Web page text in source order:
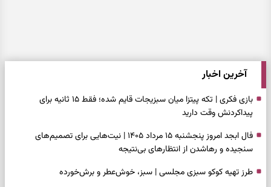
آخرین اخبار
بازی فکری | تکه پیتزا میان سبزیجات قایم شده؛ فقط ۱۵ ثانیه برای
پیداکردنش وقت دارید
فال ابجد امروز پنجشنبه ۱۵ مرداد ۱۴۰۵ | نیت‌هایی برای تصمیم‌های
سنجیده و رهاشدن از انتظارهای بی‌نتیجه
طرز تهیه کوکو سبزی مجلسی | سبز، خوش‌عطر و برش‌خورده